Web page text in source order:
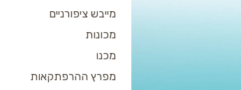
מייבש ציפורניים
מכונות
מכנו
מפרץ ההרפתקאות